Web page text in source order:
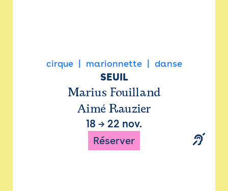
cirque marionnette danse
SEUIL
Marius Fouilland
Aimé Rauzier
18 → 22 nov.
Réserver